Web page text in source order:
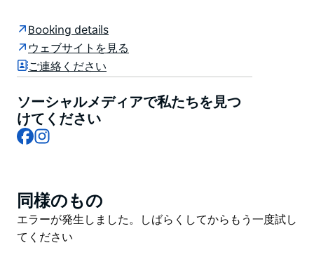
ー周辺地域の地元の人々に愛される、人気のスポットで
ツバー、そして屋外ビアガーデンを備え、ご家族でのカ
ジュアルな食事や、友人との午後の一杯にぜひお立ち寄
りください。
アピンホテルでは、新たなダイニング体験が幕を開けま
す。シェフ、ディーン・ハートリーが、風味豊かで美味
しい料理の数々を携えた、彼ならではのメニューをご用
ーは、昔ながらの伝統的なレストランの雰囲気にモダン
なセンスを融合させ、長年の料理経験で培った彼ならで
はの個性的な味わいを加えています。
Booking details
ウェブサイトを見る
ご連絡ください
ソーシャルメディアで私たちを見つ
けてください
Facebook
Product
List
同様のもの
Product
List
エラーが発生しました。しばらくしてからもう一度試し
てください